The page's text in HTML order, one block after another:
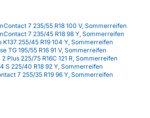
7 235/55 R18 100 V, Sommerreifen
7 235/45 R18 98 Y, Sommerreifen
K137 255/45 R19 104 Y, Sommerreifen
TG 195/55 R16 91 V, Sommerreifen
Plus 225/75 R16C 121 R, Sommerreifen
S 225/40 R18 92 Y, Sommerreifen
7 255/35 R19 96 Y, Sommerreifen